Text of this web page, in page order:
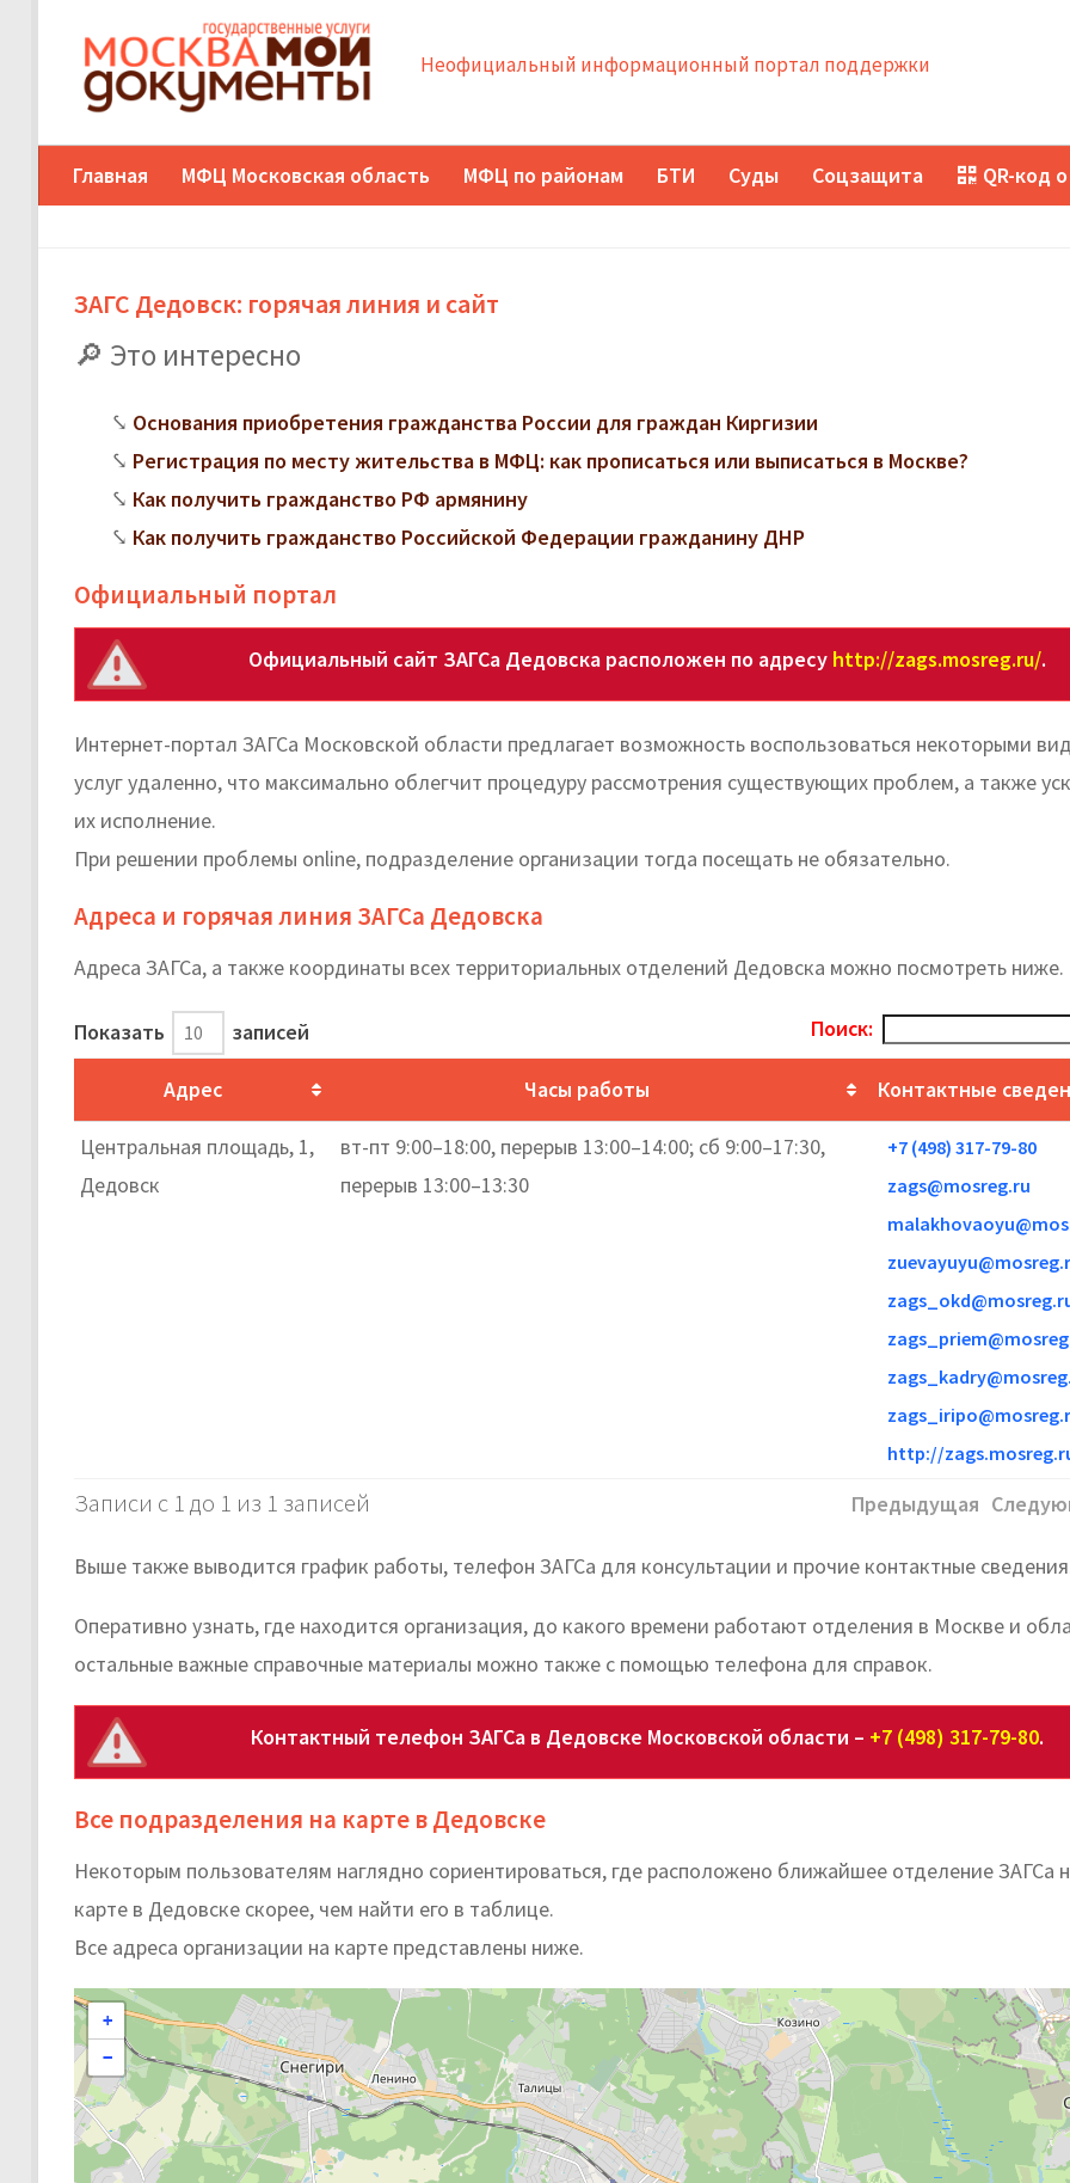
Неофициальный информационный портал поддержки
Главная МФЦ Московская область МФЦ по районам БТИ Суды Соцзащита QR-код
ЗАГС Дедовск: горячая линия и сайт
Это интересно
Основания приобретения гражданства России для граждан Киргизии
Регистрация по месту жительства в МФЦ: как прописаться или выписаться в Москве?
Как получить гражданство РФ армянину
Как получить гражданство Российской Федерации гражданину ДНР
Официальный портал
Официальный сайт ЗАГСа Дедовска расположен по адресу http://zags.mosreg.ru/.
Интернет-портал ЗАГСа Московской области предлагает возможность воспользоваться некоторыми
услуг удаленно, что максимально облегчит процедуру рассмотрения существующих проблем, а также
их исполнение.
При решении проблемы online, подразделение организации тогда посещать не обязательно.
Адреса и горячая линия ЗАГСа Дедовска
Адреса ЗАГСа, а также координаты всех территориальных отделений Дедовска можно посмотреть ниже.
Показать записей Поиск:
Адрес Часы работы Контактные
Центральная площадь, 1,
Дедовск
вт-пт 9:00–18:00, перерыв 13:00–14:00; сб 9:00–17:30,
перерыв 13:00–13:30
+7 (498) 317-79-80
zags@mosreg.ru
http://
Записи с 1 до 1 из 1 записей Предыдущая
Выше также выводится график работы, телефон ЗАГСа для консультации и прочие контактные
Оперативно узнать, где находится организация, до какого времени работают отделения в Москве и
остальные важные справочные материалы можно также с помощью телефона для справок.
Контактный телефон ЗАГСа в Дедовске Московской области – +7 (498) 317-79-80.
Все подразделения на карте в Дедовске
Некоторым пользователям наглядно сориентироваться, где расположено ближайшее отделение ЗАГСа
карте в Дедовске скорее, чем найти его в таблице.
Все адреса организации на карте представлены ниже.
+
−